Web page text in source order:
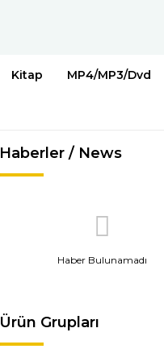
Kitap MP4/MP3/Dvd
Haberler / News
Haber Bulunamadı
Ürün Grupları